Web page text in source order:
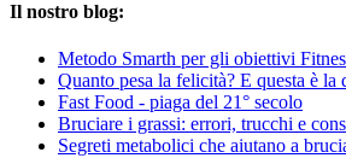
Il nostro blog:
Metodo Smarth per gli obiettivi
Quanto pesa la felicità? E questa è la
Fast Food - piaga del 21° secolo
Bruciare i grassi: errori, trucchi e
Segreti metabolici che aiutano a